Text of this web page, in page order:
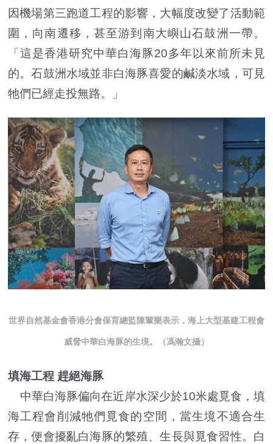
因機場第三跑道工程的影響，大幅度改變了活動範
圍，向南遷移，甚至游到南大嶼山石鼓洲一帶。
「這是香港研究中華白海豚20多年以來前所未見
的。石鼓洲水域並非白海豚喜愛的鹹淡水域，可見
牠們已經走投無路。」
世界自然基金會香港分會保育總監陳輩樂表示，海上大型基建工程會
威脅中華白海豚的生境。（馮瀚文攝）
填海工程 趕絕海豚
中華白海豚偏向在近岸水深少於10米處覓食，填
海工程會削減牠們覓食的空間，當生境不適合生
存，便會擾亂白海豚的繁殖、生長與覓食習性。白